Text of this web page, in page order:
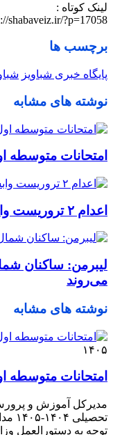
لینک کوتاه :
shabaveiz.ir/?p=17058
برچسب ها
پایگاه خبری شباویز
نوشته های مشابه
امتحانات متوسطه
اعدام ۲ تروریست وابسته به گروهک تروریستی منافقین
می‌روند
نوشته های مشابه
۱۴۰۵
امتحانات متوسطه
مدیرکل آموزش و
توجه به دستورالعمل